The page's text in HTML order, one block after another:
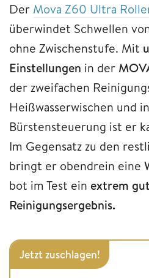
Der Mova Z60 Ultra
überwindet Schwellen
ohne Zwischenstufe. Mit
Einstellungen in der
der zweifachen
Heißwasserwischen und
Bürstensteuerung ist er
Im Gegensatz zu den
bringt er obendrein eine
bot im Test ein extrem
Reinigungsergebnis.
Jetzt zuschlagen!